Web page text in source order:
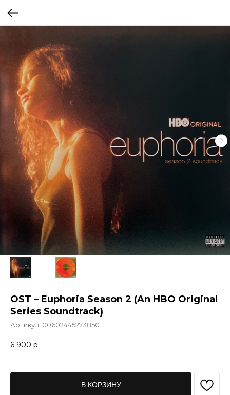
OST – Euphoria Season 2 (An HBO Original
Series Soundtrack)
Артикул: 00602445273850
6 900 р.
В КОРЗИНУ